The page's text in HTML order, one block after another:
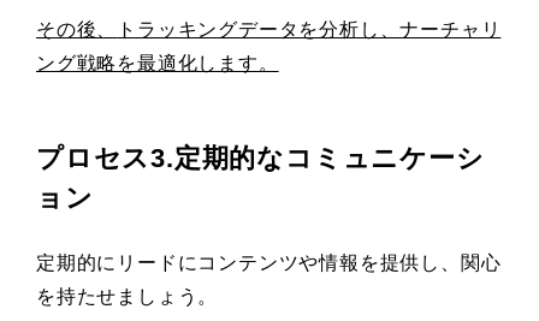
その後、
トラッキングデータを分析し、ナーチャリ
ング戦略を最適化します。
プロセス3.定期的なコミュニケーシ
ョン
定期的にリードにコンテンツや情報を提供し、関心
を持たせましょう。